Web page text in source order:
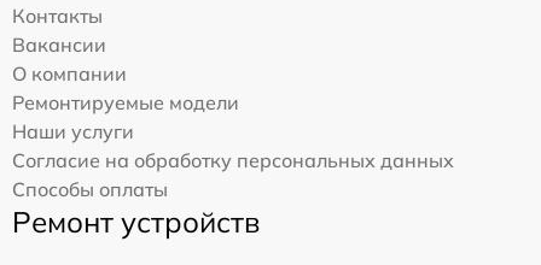
Контакты
Вакансии
О компании
Ремонтируемые модели
Наши услуги
Согласие на обработку персональных данных
Способы оплаты
Ремонт устройств